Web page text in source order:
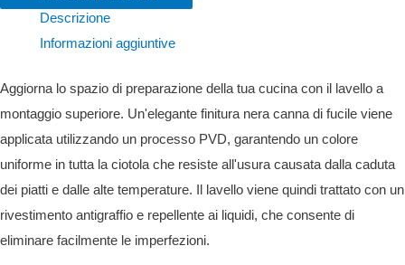
Descrizione
Informazioni aggiuntive
Aggiorna lo spazio di preparazione della tua cucina con il lavello a
montaggio superiore. Un'elegante finitura nera canna di fucile viene
applicata utilizzando un processo PVD, garantendo un colore
uniforme in tutta la ciotola che resiste all'usura causata dalla caduta
dei piatti e dalle alte temperature. Il lavello viene quindi trattato con un
rivestimento antigraffio e repellente ai liquidi, che consente di
eliminare facilmente le imperfezioni.